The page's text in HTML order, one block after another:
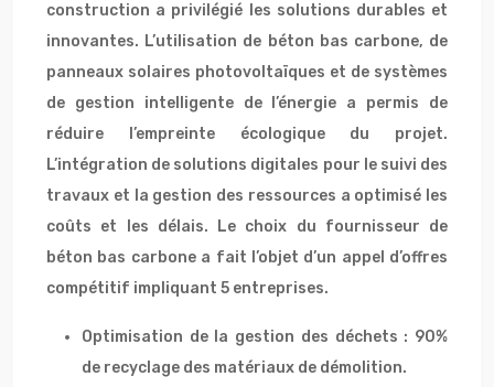
construction a privilégié les solutions durables et
innovantes. L’utilisation de béton bas carbone, de
panneaux solaires photovoltaïques et de systèmes
de gestion intelligente de l’énergie a permis de
réduire l’empreinte écologique du projet.
L’intégration de solutions digitales pour le suivi des
travaux et la gestion des ressources a optimisé les
coûts et les délais. Le choix du fournisseur de
béton bas carbone a fait l’objet d’un appel d’offres
compétitif impliquant 5 entreprises.
Optimisation de la gestion des déchets : 90%
de recyclage des matériaux de démolition.